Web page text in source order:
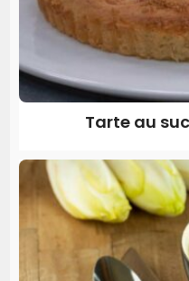
Tarte au